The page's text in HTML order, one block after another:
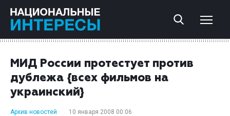
МИД России протестует против
дублежа {всех фильмов на
украинский}
Архив новостей 10 января 2008 00:06